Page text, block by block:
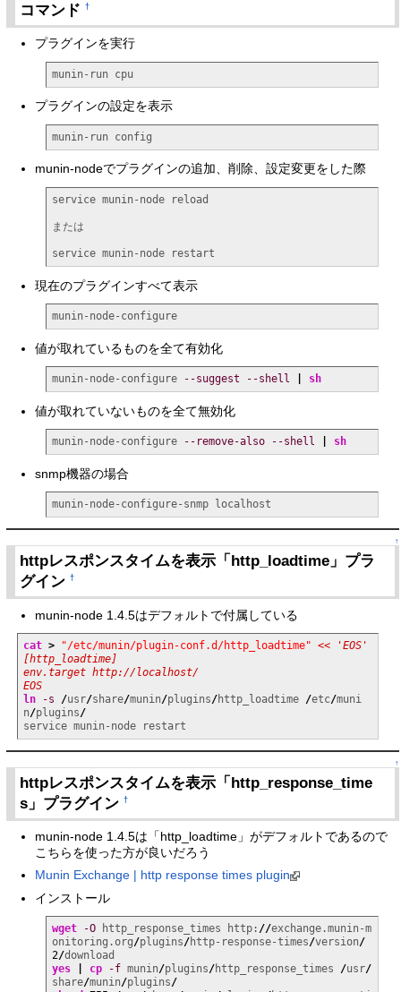
コマンド†
プラグインを実行
munin-run cpu
プラグインの設定を表示
munin-run config
munin-nodeでプラグインの追加、削除、設定変更をした際
service munin-node reload
または
service munin-node restart
現在のプラグインすべて表示
munin-node-configure
値が取れているものを全て有効化
munin-node-configure --suggest --shell sh
値が取れていないものを全て無効化
munin-node-configure --remove-also --shell sh
snmp機器の場合
munin-node-configure-snmp localhost
↑
httpレスポンスタイムを表示「http_loadtime」プラ
グイン†
munin-node 1.4.5はデフォルトで付属している
cat > "/etc/munin/plugin-conf.d/http_loadtime" << 'EOS'
[http_loadtime]
env.target http://localhost/
EOS
ln
-s /usr/share/munin/plugins/http_loadtime /etc/muni
n/plugins/
service munin-node restart
↑
httpレスポンスタイムを表示「http_response_time
s」プラグイン†
munin-node 1.4.5は「http_loadtime」がデフォルトであるので
こちらを使った方が良いだろう
Munin Exchange | http response times plugin
インストール
wget -O http_response_times http: //exchange.munin-m
onitoring.org/plugins/http-response-times/version/
2/
yes
cp -f munin/plugins/http_response_times /usr/
share/munin/plugins/